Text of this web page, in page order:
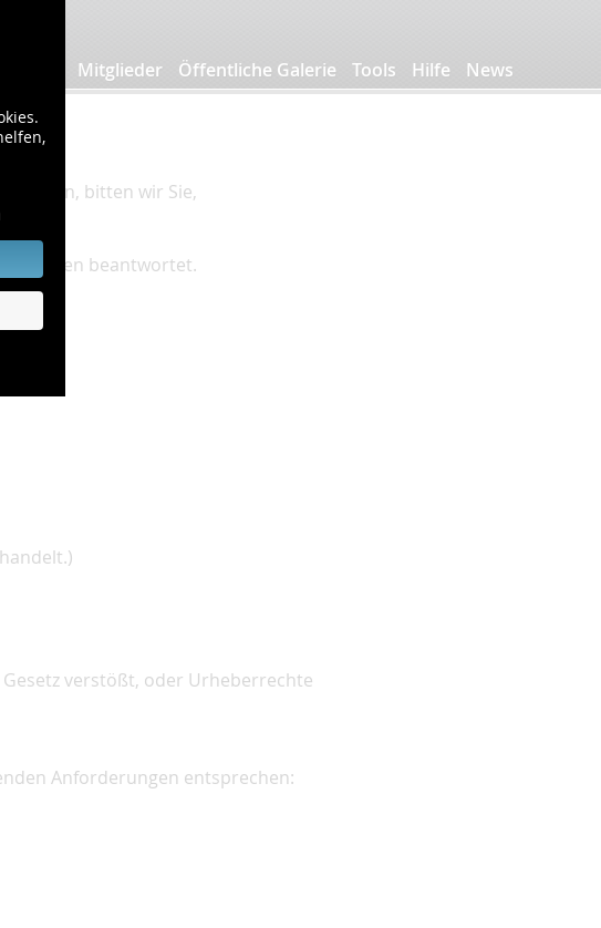
Mitglieder Öffentliche Galerie Tools Hilfe News
bitten wir Sie,
Fragen beantwortet.
verstößt, oder Urheberrechte
Anforderungen entsprechen: